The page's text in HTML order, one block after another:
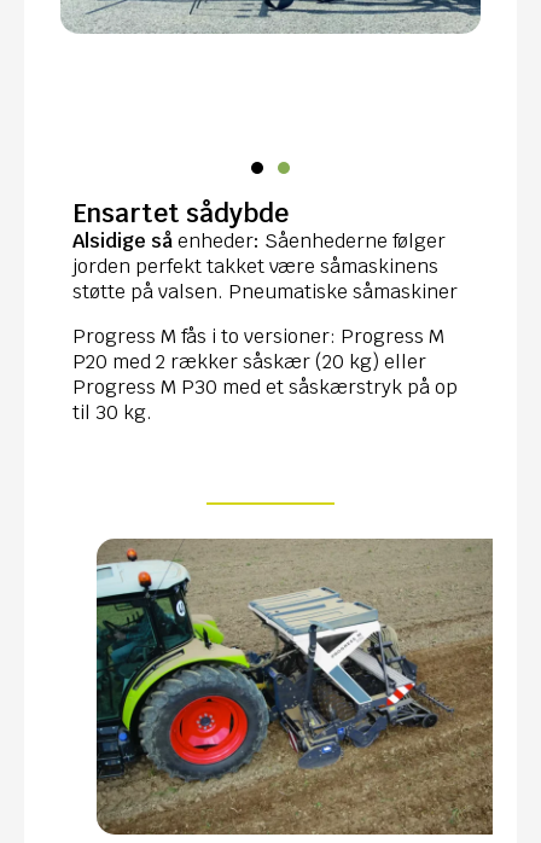
Ensartet sådybde
Alsidige såenheder: Såenhederne følger
jorden perfekt takket være såmaskinens
støtte på valsen. Pneumatiske såmaskiner
Progress M fås i to versioner: Progress M
P20 med 2 rækker såskær (20 kg) eller
Progress M P30 med et såskærstryk på op
til 30 kg.